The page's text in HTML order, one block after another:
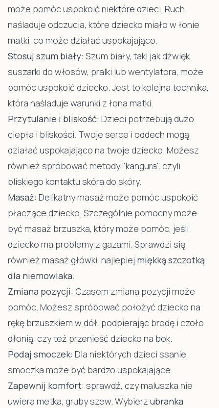
może pomóc uspokoić niektóre dzieci. Ruch
naśladuje odczucia, które dziecko miało w łonie
matki, co może działać uspokajająco.
Stosuj szum biały: Szum biały, taki jak dźwięk
suszarki do włosów, pralki lub wentylatora, może
pomóc uspokoić dziecko. Jest to kolejna technika,
która naśladuje warunki z łona matki.
Przytulanie i bliskość: Dzieci potrzebują dużo
ciepła i bliskości. Twoje serce i oddech mogą
działać uspokajająco na twoje dziecko. Możesz
również spróbować metody "kangura", czyli
bliskiego kontaktu skóra do skóry.
Masaż: Delikatny masaż może pomóc uspokoić
płaczące dziecko. Szczególnie pomocny może
być masaż brzuszka, który może pomóc, jeśli
dziecko ma problemy z gazami. Sprawdzi się
również masaż główki, najlepiej miękką szczotką
dla niemowlaka.
Zmiana pozycji: Czasem zmiana pozycji może
pomóc. Możesz spróbować położyć dziecko na
rękę brzuszkiem w dół, podpierając brodę i czoło
dłonią, czy też przenieść dziecko na bok.
Podaj smoczek: Dla niektórych dzieci ssanie
smoczka może być bardzo uspokajające.
Zapewnij komfort: sprawdź, czy maluszka nie
uwiera metka, gruby szew. Wybierz ubranka